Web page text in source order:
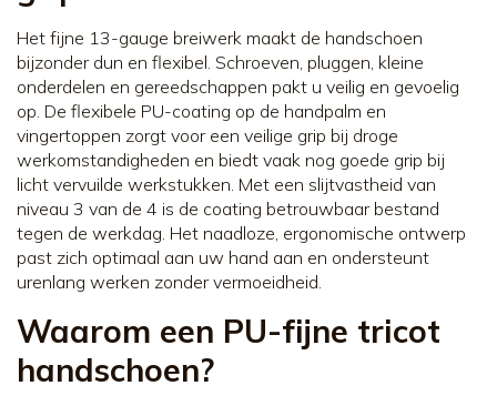
Het fijne 13-gauge breiwerk maakt de handschoen
bijzonder dun en flexibel. Schroeven, pluggen, kleine
onderdelen en gereedschappen pakt u veilig en gevoelig
op. De flexibele PU-coating op de handpalm en
vingertoppen zorgt voor een veilige grip bij droge
werkomstandigheden en biedt vaak nog goede grip bij
licht vervuilde werkstukken. Met een slijtvastheid van
niveau 3 van de 4 is de coating betrouwbaar bestand
tegen de werkdag. Het naadloze, ergonomische ontwerp
past zich optimaal aan uw hand aan en ondersteunt
urenlang werken zonder vermoeidheid.
Waarom een PU-fijne tricot
handschoen?